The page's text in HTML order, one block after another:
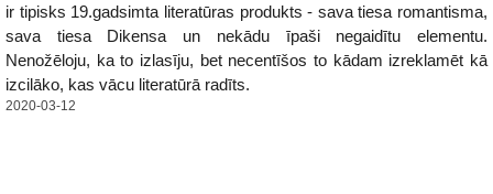
ir tipisks 19.gadsimta literatūras produkts - sava tiesa romantisma,
sava tiesa Dikensa un nekādu īpaši negaidītu elementu.
Nenožēloju, ka to izlasīju, bet necentīšos to kādam izreklamēt kā
izcilāko, kas vācu literatūrā radīts.
2020-03-12